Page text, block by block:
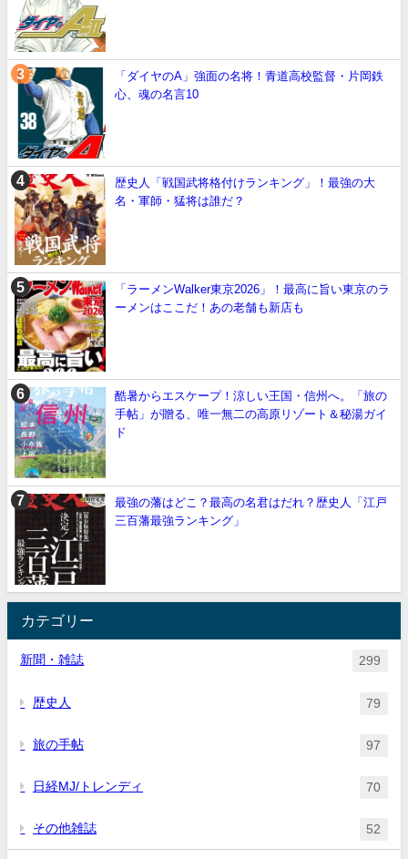
「ダイヤのA」強面の名将！青道高校監督・片岡鉄
心、魂の名言10
歴史人「戦国武将格付けランキング」！最強の大
名・軍師・猛将は誰だ？
「ラーメンWalker東京2026」！最高に旨い東京のラ
ーメンはここだ！あの老舗も新店も
酷暑からエスケープ！涼しい王国・信州へ。「旅の
手帖」が贈る、唯一無二の高原リゾート＆秘湯ガイ
ド
最強の藩はどこ？最高の名君はだれ？歴史人「江戸
三百藩最強ランキング」
カテゴリー
新聞・雑誌 299
歴史人 79
旅の手帖 97
日経MJ/トレンディ 70
その他雑誌 52